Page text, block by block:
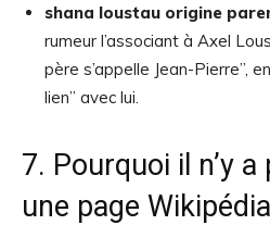
shana loustau origine
rumeur l’associant à Axel
père s’appelle Jean-Pierre”,
lien” avec lui.
7. Pourquoi il n’y
une page